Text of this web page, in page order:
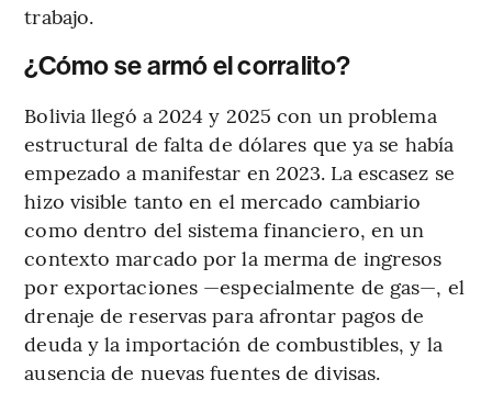
trabajo.
¿Cómo se armó el corralito?
Bolivia llegó a 2024 y 2025 con un problema
estructural de falta de dólares que ya se había
empezado a manifestar en 2023. La escasez se
hizo visible tanto en el mercado cambiario
como dentro del sistema financiero, en un
contexto marcado por la merma de ingresos
por exportaciones —especialmente de gas—, el
drenaje de reservas para afrontar pagos de
deuda y la importación de combustibles, y la
ausencia de nuevas fuentes de divisas.